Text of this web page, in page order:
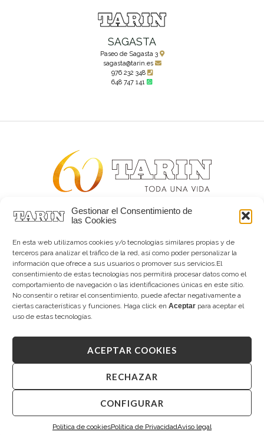
Gestionar el Consentimiento de
las Cookies
En esta web utilizamos cookies y/o tecnologías similares propias y de
terceros para analizar el tráfico de la red, así como poder personalizar la
información que ofrece a sus usuarios o promover sus servicios.El
consentimiento de estas tecnologías nos permitirá procesar datos como el
comportamiento de navegación o las identificaciones únicas en este sitio.
No consentir o retirar el consentimiento, puede afectar negativamente a
ciertas características y funciones. Haga click en Aceptar para aceptar el
uso de estas tecnologías.
ACEPTAR COOKIES
RECHAZAR
CONFIGURAR
Política de cookiesPolítica de PrivacidadAviso legal
SAGASTA
Paseo de Sagasta 3
sagasta@tarin.es
976 232 348
648 747 141
Alta joyería desde 1963
Tarín Magazine
Contacto
Copyright © 2026 Tarín Joyeros
Aviso legal|Política de uso|Política de privacidad
Canal interno de información
Desarrollado porMandalorian Solutions
Te resolvemos tus dudas.